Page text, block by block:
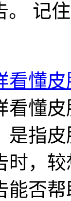
。 记
看懂
看懂
是指
时，
能否